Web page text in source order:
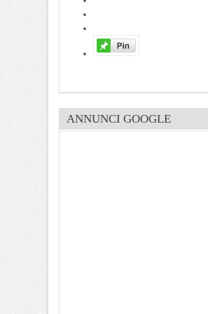
ANNUNCI GOOGLE